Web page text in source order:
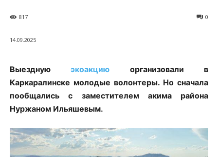
0
817
14.09.2025
Выезднуюэкоакцию организовали в
Каркаралинске молодые волонтеры. Но сначала
пообщались с заместителем акима района
Нуржаном Ильяшевым.